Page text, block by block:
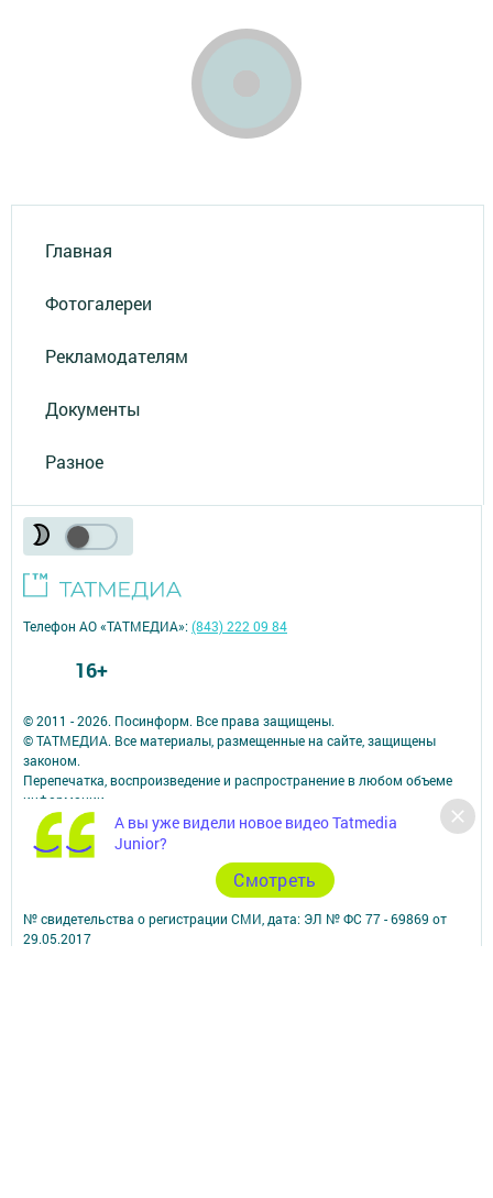
Главная
Фотогалереи
Рекламодателям
Документы
Разное
А вы уже видели новое видео Tatmedia
Junior?
Cмотреть
© 2011 - 2026. Посинформ. Все права защищены.
© ТАТМЕДИА. Все материалы, размещенные на сайте, защищены
законом.
Перепечатка, воспроизведение и распространение в любом объеме
информации,
размещенной на сайте, возможна только с письменного согласия
редакций СМИ.
При поддержке Республиканского агентства по печати и массовым
Наименование СМИ: Посинформ
№ свидетельства о регистрации СМИ, дата: ЭЛ № ФС 77 - 69869 от
29.05.2017
Телефон АО «ТАТМЕДИА»:(843) 222 09 84
16+